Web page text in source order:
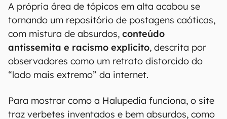
A própria área de tópicos em alta acabou se
tornando um repositório de postagens caóticas,
com mistura de absurdos, conteúdo
antissemita e racismo explícito, descrita por
observadores como um retrato distorcido do
“lado mais extremo” da internet.
Para mostrar como a Halupedia funciona, o site
traz verbetes inventados e bem absurdos, como